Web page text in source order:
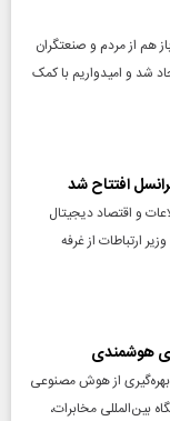
هم از مردم و صنعتگران
شد و امیدواریم با کمک
و اقتصاد دیجیتال
وزیر ارتباطات از غرفه
بهره‌گیری از هوش مصنوعی
بین‌المللی مخابرات،